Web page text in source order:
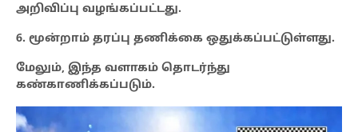
அறிவிப்பு வழங்கப்பட்டது.
6. மூன்றாம் தரப்பு தணிக்கை ஒதுக்கப்பட்டுள்ளது.
மேலும், இந்த வளாகம் தொடர்ந்து
கண்காணிக்கப்படும்.